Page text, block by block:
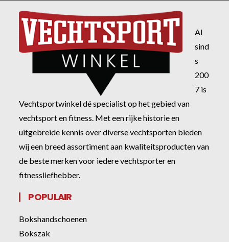
Al
sind
s
200
7 is
Vechtsportwinkel dé specialist op het gebied van
vechtsport en fitness. Met een rijke historie en
uitgebreide kennis over diverse vechtsporten bieden
wij een breed assortiment aan kwaliteitsproducten van
de beste merken voor iedere vechtsporter en
fitnessliefhebber.
POPULAIR
Bokshandschoenen
Bokszak